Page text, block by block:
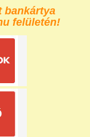
bankártya
felületén!